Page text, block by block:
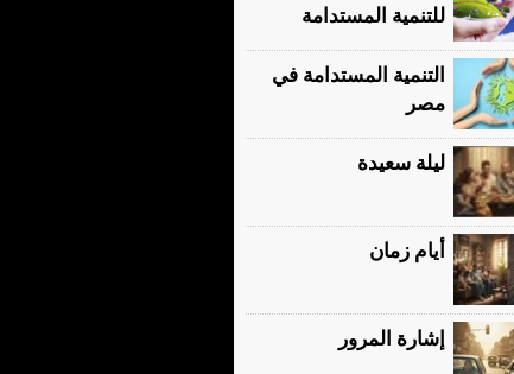
للتنمية المستدامة
التنمية المستدامة في
مصر
ليلة سعيدة
أيام زمان
إشارة المرور